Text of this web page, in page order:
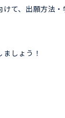
て、出願方法
しょう！